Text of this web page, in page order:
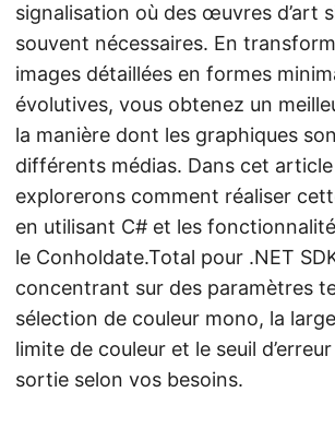
signalisation où des œuvres d’art
souvent nécessaires. En
images détaillées en formes
évolutives, vous obtenez un
la manière dont les graphiques
différents médias. Dans cet
explorerons comment réaliser
en utilisant C# et les
le Conholdate.Total pour .NET
concentrant sur des paramètres
sélection de couleur mono, la
limite de couleur et le seuil
sortie selon vos besoins.